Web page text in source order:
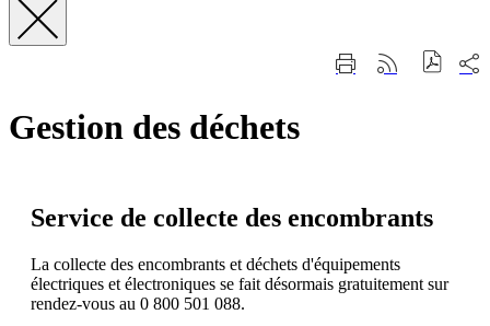
Fermer
ImprimerGénérer
sur
Gestion des déchets
Service de collecte des encombrants
La collecte des encombrants et déchets d'équipements
électriques et électroniques se fait désormais gratuitement sur
rendez-vous au 0 800 501 088.